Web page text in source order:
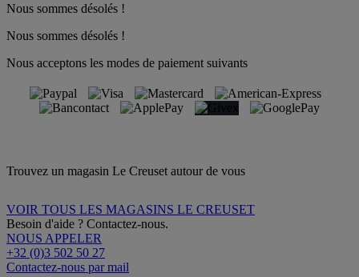
Nous sommes désolés !
Nous sommes désolés !
Nous acceptons les modes de paiement suivants
Trouvez un magasin Le Creuset autour de vous
VOIR TOUS LES MAGASINS LE CREUSET
Besoin d'aide ? Contactez-nous.
NOUS APPELER
+32 (0)3 502 50 27
Contactez-nous par mail